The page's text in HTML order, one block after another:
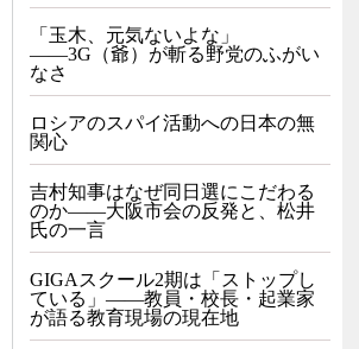
「玉木、元気ないよな」
――3G（爺）が斬る野党のふがい
なさ
ロシアのスパイ活動への日本の無
関心
吉村知事はなぜ同日選にこだわる
のか――大阪市会の反発と、松井
氏の一言
GIGAスクール2期は「ストップし
ている」——教員・校長・起業家
が語る教育現場の現在地